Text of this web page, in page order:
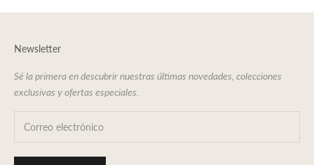
Newsletter
Sé la primera en descubrir nuestras últimas novedades, colecciones
exclusivas y ofertas especiales.